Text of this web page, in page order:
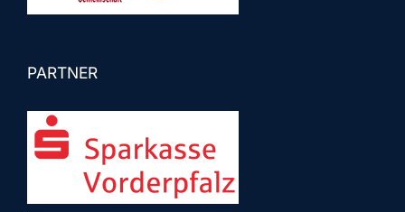
PARTNER